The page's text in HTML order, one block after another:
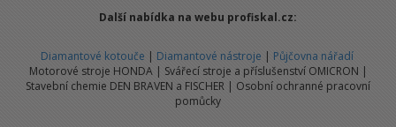
Další nabídka na webu profiskal.cz:
Diamantové kotouče | Diamantové nástroje | Půjčovna nářadí
Motorové stroje HONDA | Svářecí stroje a příslušenství OMICRON |
Stavební chemie DEN BRAVEN a FISCHER | Osobní ochranné pracovní
pomůcky